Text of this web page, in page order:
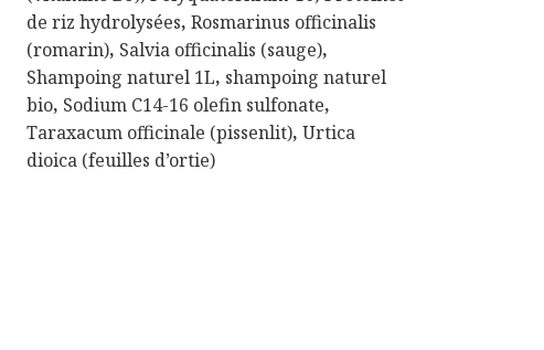
de riz hydrolysées,Rosmarinus officinalis
(romarin), Salvia officinalis (sauge),
Shampoing naturel 1L, shampoing naturel
bio, Sodium C14-16 olefin sulfonate,
Taraxacum officinale (pissenlit),Urtica
dioica (feuilles d’ortie)